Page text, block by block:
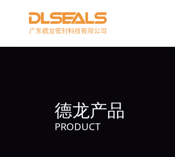
德龙产品
PRODUCT